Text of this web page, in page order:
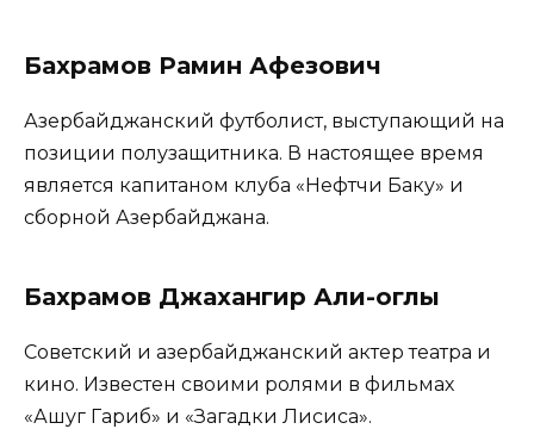
Бахрамов Рамин Афезович
Азербайджанский футболист, выступающий на
позиции полузащитника. В настоящее время
является капитаном клуба «Нефтчи Баку» и
сборной Азербайджана.
Бахрамов Джахангир Али-оглы
Советский и азербайджанский актер театра и
кино. Известен своими ролями в фильмах
«Ашуг Гариб» и «Загадки Лисиса».